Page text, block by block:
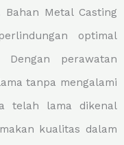
Metal Casting
optimal
perawatan
tanpa mengalami
telah lama dikenal
kualitas dalam